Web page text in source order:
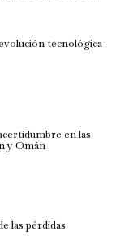
tecnológica
en las
y Omán
las pérdidas